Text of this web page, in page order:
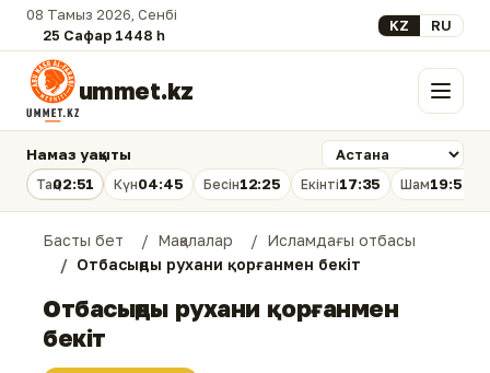
08 Тамыз 2026, Сенбі
25 Сафар 1448 һ.
Select your
KZ RU
ummet.kz Мәзір
Намаз уақыты
Таң02:51 Күн04:45 Бесін12:25 Екінті17:35 Шам19:54
Басты бет Мақалалар
Исламдағы отбасы
Отбасыңды рухани қорғанмен бекіт
Отбасыңды рухани қорғанмен
бекіт